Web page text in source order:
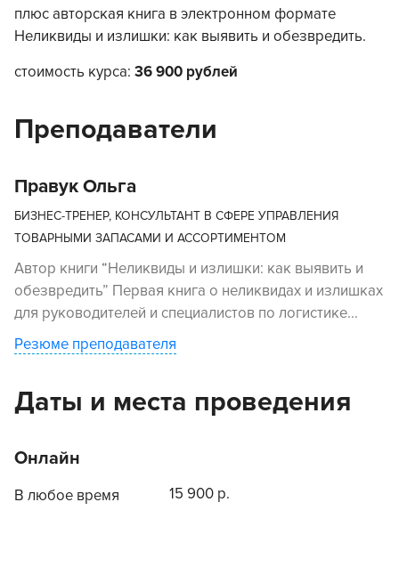
плюс авторская книга в электронном формате
Неликвиды и излишки: как выявить и обезвредить.
стоимость курса: 36 900 рублей
Преподаватели
Правук Ольга
БИЗНЕС-ТРЕНЕР, КОНСУЛЬТАНТ В СФЕРЕ УПРАВЛЕНИЯ
ТОВАРНЫМИ ЗАПАСАМИ И АССОРТИМЕНТОМ
Автор книги “Неликвиды и излишки: как выявить и
обезвредить” Первая книга о неликвидах и излишках
для руководителей и специалистов по логистике...
Резюме преподавателя
Даты и места проведения
Онлайн
В любое время 15 900 р.